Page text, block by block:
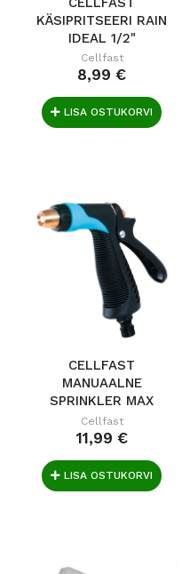
KÄSIPRITSEERI RAIN
IDEAL 1/2"
KOMPLEKT
Cellfast
8,99 €
LISA OSTUKORVI
CELLFAST
MANUAALNE
SPRINKLER MAX
IDEAL
Cellfast
11,99 €
LISA OSTUKORVI